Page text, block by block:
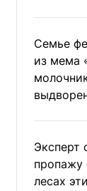
Семье
из мема
Эксперт
пропажу
лесах